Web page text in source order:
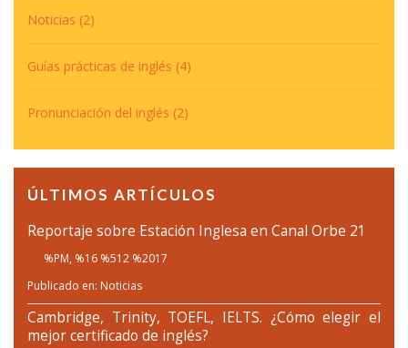
Noticias (2)
Guías prácticas de inglés (4)
Pronunciación del inglés (2)
ÚLTIMOS ARTÍCULOS
Reportaje sobre Estación Inglesa en Canal Orbe 21
%PM, %16 %512 %2017
Publicado en: Noticias
Cambridge, Trinity, TOEFL, IELTS. ¿Cómo elegir el
mejor certificado de inglés?